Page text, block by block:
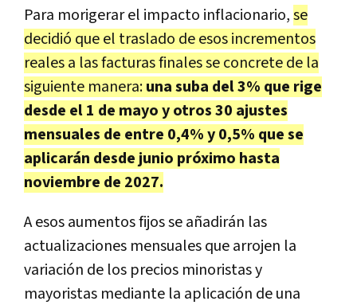
Para morigerar el impacto inflacionario,se
decidió que el traslado de esos incrementos
reales a las facturas finales se concrete de la
siguiente manera:una suba del 3% que rige
desde el 1 de mayo y otros 30 ajustes
mensuales de entre 0,4% y 0,5% que se
aplicarán desde junio próximo hasta
noviembre de 2027.
A esos aumentos fijos se añadirán las
actualizaciones mensuales que arrojen la
variación de los precios minoristas y
mayoristas mediante la aplicación de una